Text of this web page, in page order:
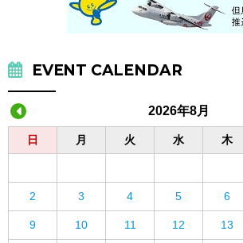
EVENT CALENDAR
2026年8月
日 月 火 水 木
2 3 4 5 6
9 10 11 12 13